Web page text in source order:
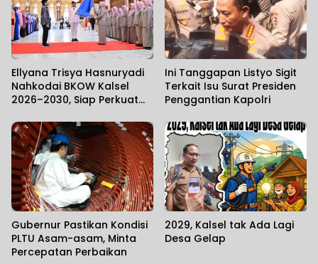
Ellyana Trisya Hasnuryadi
Nahkodai BKOW Kalsel
2026–2030, Siap Perkuat
Perempuan
Ini Tanggapan Listyo Sigit
Terkait Isu Surat Presiden
Penggantian Kapolri
Gubernur Pastikan Kondisi
PLTU Asam-asam, Minta
Percepatan Perbaikan
2029, Kalsel tak Ada Lagi
Desa Gelap